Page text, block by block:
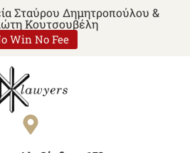
Σταύρου Δημητροπούλου &
Κουτσουβέλη
Win No Fee